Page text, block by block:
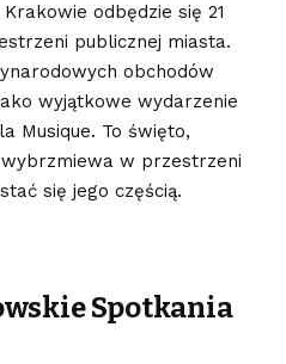
odbędzie się 21
publicznej miasta.
obchodów
wyjątkowe wydarzenie
Musique. To święto,
w przestrzeni
się jego częścią.
Spotkania